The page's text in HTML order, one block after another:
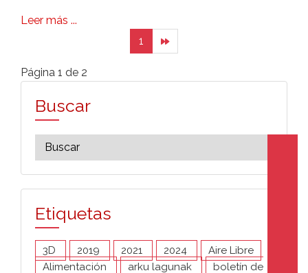
Leer más ...
1
Página 1 de 2
Buscar
Etiquetas
3D 2019 2021 2024
Aire Libre
Alimentación
arku lagunak boletín de